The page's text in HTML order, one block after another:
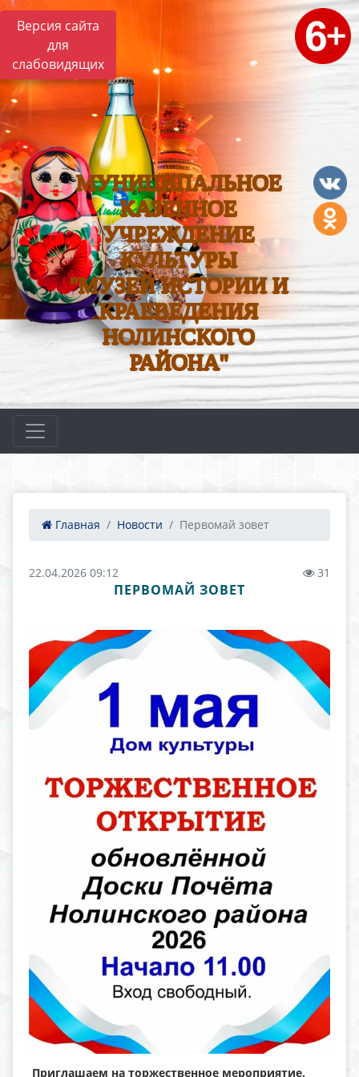
Версия сайта
для
слабовидящих
МУНИЦИПАЛЬНОЕ
КАЗЕННОЕ
УЧРЕЖДЕНИЕ
КУЛЬТУРЫ
"МУЗЕЙ ИСТОРИИ И
КРАЕВЕДЕНИЯ
НОЛИНСКОГО
РАЙОНА"
Главная Новости Первомай зовет
22.04.2026 09:12 31
ПЕРВОМАЙ ЗОВЕТ
Приглашаем на торжественное мероприятие.